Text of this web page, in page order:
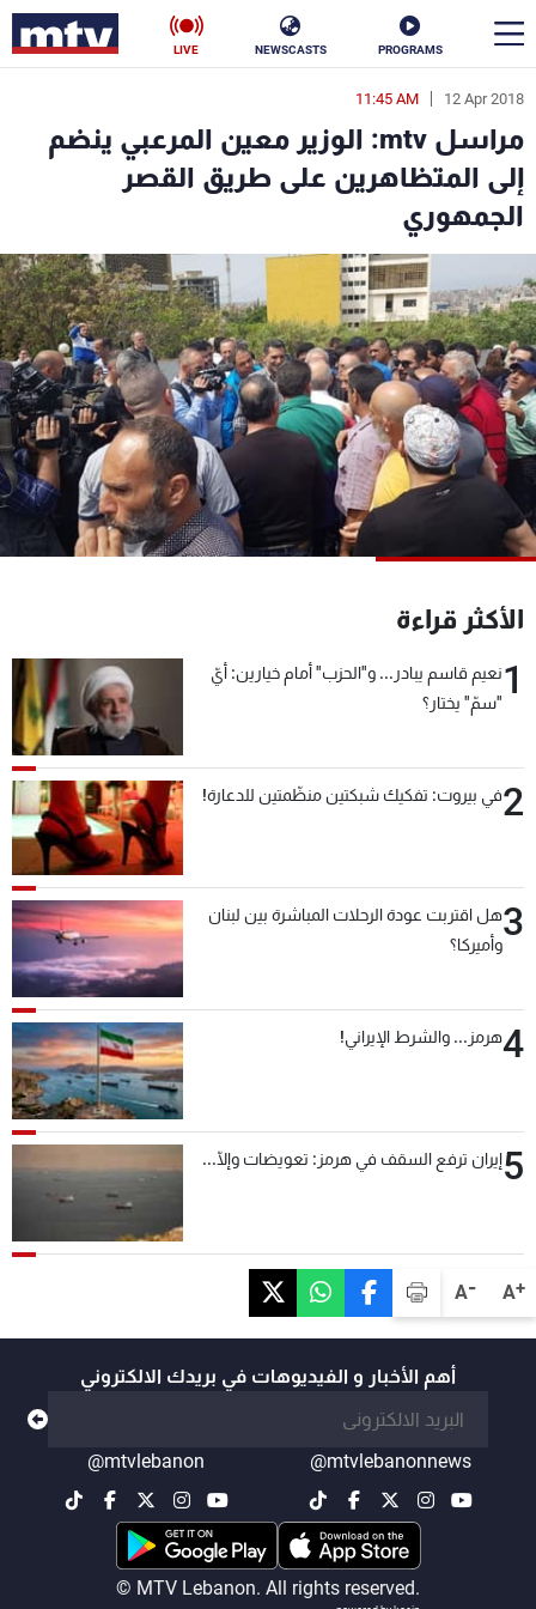
PROGRAMS
NEWSCASTS
LIVE
A+
A-
12 Apr 2018
11:45 AM
مراسل mtv: الوزير معين المرعبي ينضم
إلى المتظاهرين على طريق القصر
الجمهوري
الأكثر قراءة
1نعيم قاسم يبادر... و"الحزب" أمام خيارين: أيّ
"سمّ" يختار؟
2في بيروت: تفكيك شبكتين منظّمتين للدعارة!
3هل اقتربت عودة الرحلات المباشرة بين لبنان
وأميركا؟
4هرمز... والشرط الإيراني!
5إيران ترفع السقف في هرمز: تعويضات وإلّا...
أهم الأخبار و الفيديوهات في بريدك الالكتروني
@mtvlebanonnews
@mtvlebanon
© MTV Lebanon. All rights reserved.
en
الأخبار
سياسة
إقتصاد فن
منوعات رياضة
كأس العالم
البرامج
جدول البرامج
شاهد البرامج
عن MTV
الإنـتـاج
وظائف
سياسة الخصوصية